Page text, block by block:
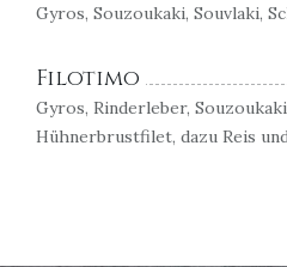
Gyros, Souzoukaki, Souvlaki,
Filotimo
Gyros, Rinderleber,
Hühnerbrustfilet, dazu Reis